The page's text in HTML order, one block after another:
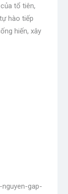
tổ tiên,
hào tiếp
hiến, xây
gap-